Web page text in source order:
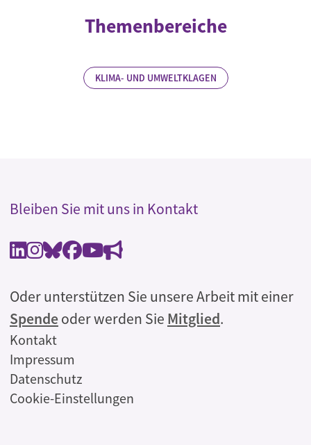
Themenbereiche
KLIMA- UND UMWELTKLAGEN
Bleiben Sie mit uns in Kontakt
Oder unterstützen Sie unsere Arbeit mit einer
Spendeoder werden Sie Mitglied.
Rechtliches
Kontakt
Impressum
Datenschutz
Cookie-Einstellungen